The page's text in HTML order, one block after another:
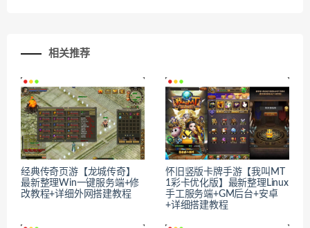
相关推荐
经典传奇页游【龙城传奇】
最新整理Win一键服务端+修
改教程+详细外网搭建教程
怀旧竖版卡牌手游【我叫MT
1彩卡优化版】最新整理Linux
手工服务端+GM后台+安卓
+详细搭建教程